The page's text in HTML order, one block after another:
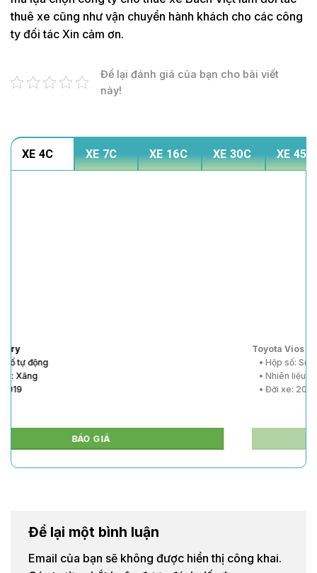
thuê xe cũng như vận chuyển hành khách cho các công
ty đối tác Xin cảm ơn.
Để lại đánh giá của bạn cho bài viết
này!
XE 4C XE 7C XE 16C XE 30C XE 45C
• Hộp số: Số tự động
• Nhiên liệu: Xăng
Để lại một bình luận
Email của bạn sẽ không được hiển thị công khai.